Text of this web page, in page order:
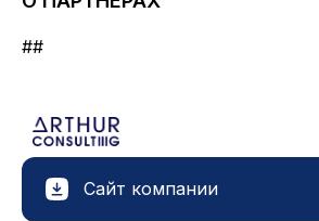
##
Сайт компании